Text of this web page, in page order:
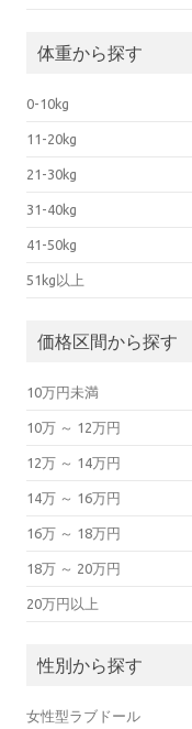
体重から探す
0-10kg
11-20kg
21-30kg
31-40kg
41-50kg
51kg以上
価格区間から探す
10万円未満
10万 ～ 12万円
12万 ～ 14万円
14万 ～ 16万円
16万 ～ 18万円
18万 ～ 20万円
20万円以上
性別から探す
女性型ラブドール